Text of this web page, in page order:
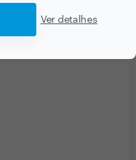
Ver detalhes